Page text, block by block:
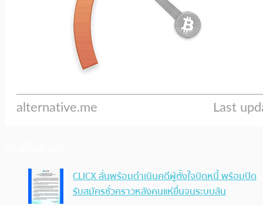
CLICX ลั่นพร้อมดำเนินคดีผู้ตั้งใจบิดหนี้ พร้อมปิด
รับสมัครชั่วคราวหลังคนแห่ยื่นจนระบบล้น